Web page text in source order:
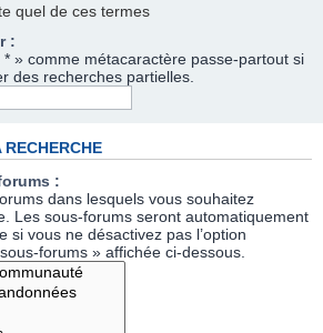
quel de ces termes
:
» comme métacaractère passe-partout si
des recherches partielles.
RECHERCHE
:
dans lesquels vous souhaitez
Les sous-forums seront automatiquement
si vous ne désactivez pas l’option
forums » affichée ci-dessous.